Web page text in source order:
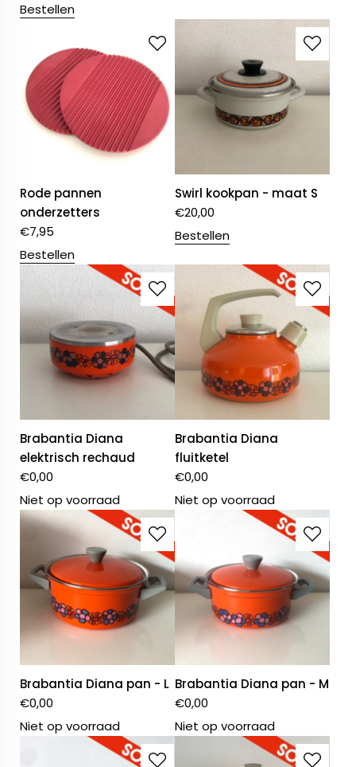
Bestellen
Rode pannen
onderzetters
€7,95
Bestellen
Swirl kookpan - maat S
€20,00
Bestellen
Brabantia Diana
elektrisch rechaud
€0,00
Niet op voorraad
Brabantia Diana
fluitketel
€0,00
Niet op voorraad
Brabantia Diana pan - L
€0,00
Niet op voorraad
Brabantia Diana pan - M
€0,00
Niet op voorraad